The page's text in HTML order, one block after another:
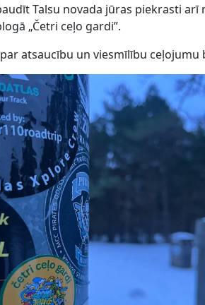
Talsu novada jūras piekrasti arī
„Četri ceļo gardi”.
atsaucību un viesmīlību ceļojumu